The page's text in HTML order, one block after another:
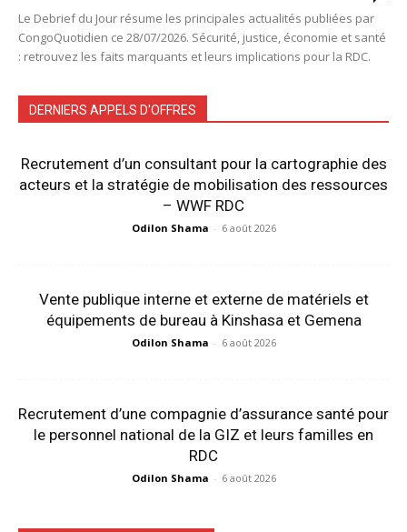
Le Debrief du Jour résume les principales actualités publiées par
CongoQuotidien ce 28/07/2026. Sécurité, justice, économie et santé
: retrouvez les faits marquants et leurs implications pour la RDC.
DERNIERS APPELS D'OFFRES
Recrutement d’un consultant pour la cartographie des
acteurs et la stratégie de mobilisation des ressources
– WWF RDC
Odilon Shama - 6 août 2026
Vente publique interne et externe de matériels et
équipements de bureau à Kinshasa et Gemena
Odilon Shama - 6 août 2026
Recrutement d’une compagnie d’assurance santé pour
le personnel national de la GIZ et leurs familles en
RDC
Odilon Shama - 6 août 2026